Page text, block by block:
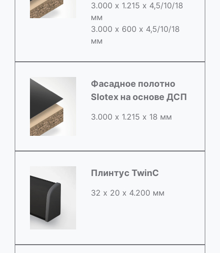
3.000 х 1.215 х 4,5/10/18
мм
3.000 х 600 х 4,5/10/18
мм
Фасадное полотно
Slotex на основе ДСП
3.000 х 1.215 х 18 мм
Плинтус TwinC
32 х 20 х 4.200 мм